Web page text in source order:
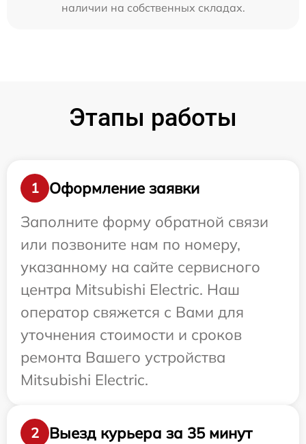
наличии на собственных складах.
Этапы работы
1
Оформление заявки
Заполните форму обратной связи
или позвоните нам по номеру,
указанному на сайте сервисного
центра Mitsubishi Electric. Наш
оператор свяжется с Вами для
уточнения стоимости и сроков
ремонта Вашего устройства
Mitsubishi Electric.
2 Выезд курьера за 35 минут